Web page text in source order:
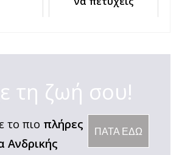
τη ζωή σου!
ΠΑΤΑ ΕΔΩ
το πιο πλήρες
Ανδρικής